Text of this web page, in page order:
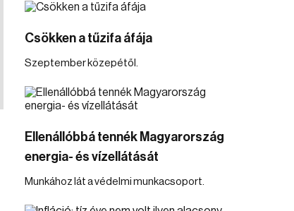
Csökken a tűzifa áfája
Szeptember közepétől.
Ellenállóbbá tennék Magyarország
energia- és vízellátását
Munkához lát a védelmi munkacsoport.